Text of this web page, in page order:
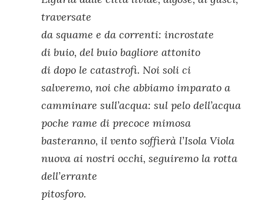
traversate
da squame e da correnti: incrostate
di buio, del buio bagliore attonito
di dopo le catastrofi. Noi soli ci
salveremo, noi che abbiamo imparato a
camminare sull’acqua: sul pelo dell’acqua
poche rame di precoce mimosa
basteranno, il vento soffierà l’Isola Viola
nuova ai nostri occhi, seguiremo la rotta
dell’errante
pitosforo.